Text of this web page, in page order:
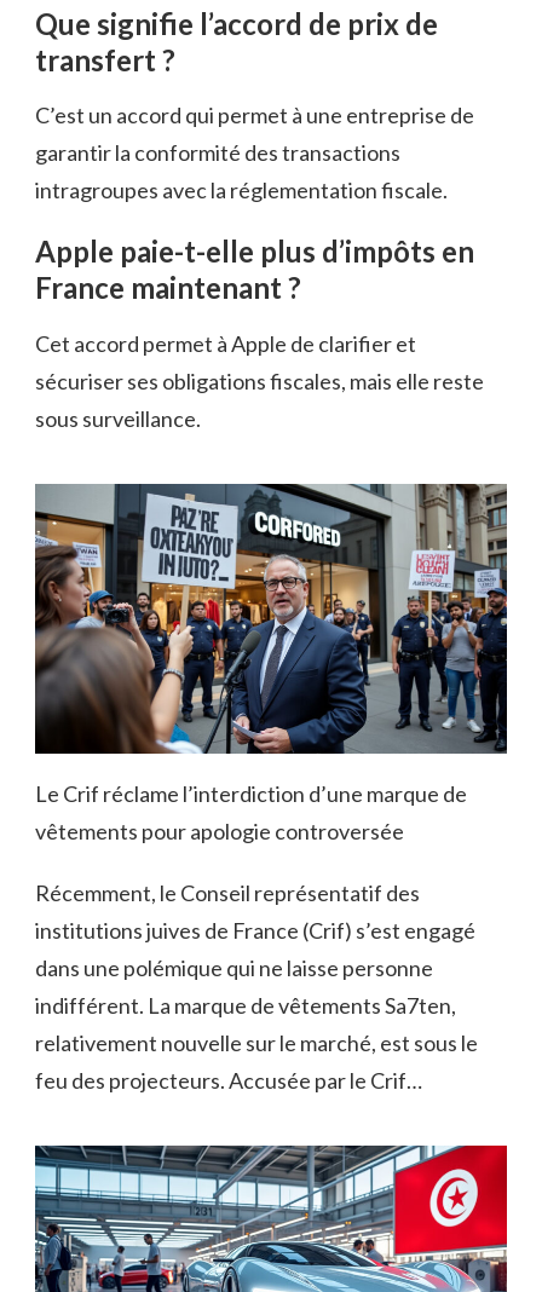
Que signifie l’accord de prix de
transfert ?
C’est un accord qui permet à une entreprise de
garantir la conformité des transactions
intragroupes avec la réglementation fiscale.
Apple paie-t-elle plus d’impôts en
France maintenant ?
Cet accord permet à Apple de clarifier et
sécuriser ses obligations fiscales, mais elle reste
sous surveillance.
Le Crif réclame l’interdiction d’une marque de
vêtements pour apologie controversée
Récemment, le Conseil représentatif des
institutions juives de France (Crif) s’est engagé
dans une polémique qui ne laisse personne
indifférent. La marque de vêtements Sa7ten,
relativement nouvelle sur le marché, est sous le
feu des projecteurs. Accusée par le Crif…